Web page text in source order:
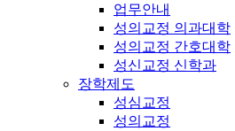
업무안내
성의교정 의과대학
성의교정 간호대학
성신교정 신학과
장학제도
성심교정
성의교정